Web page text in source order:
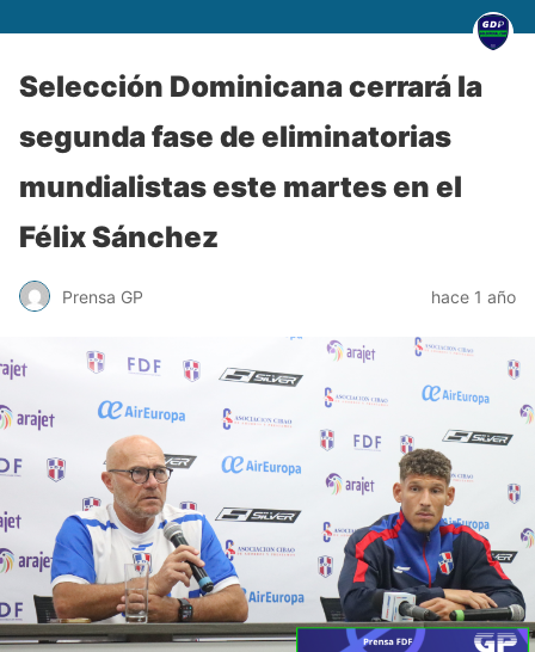
Selección Dominicana cerrará la
segunda fase de eliminatorias
mundialistas este martes en el
Félix Sánchez
Prensa GP hace 1 año